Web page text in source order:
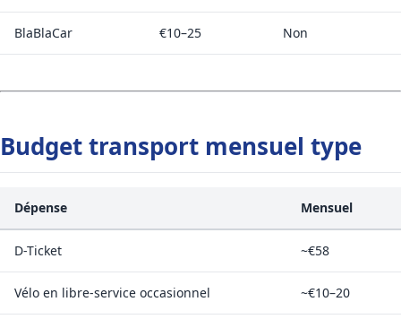
BlaBlaCar €10–25 Non
Budget transport mensuel type
Dépense Mensuel
D-Ticket ~€58
Vélo en libre-service occasionnel ~€10–20